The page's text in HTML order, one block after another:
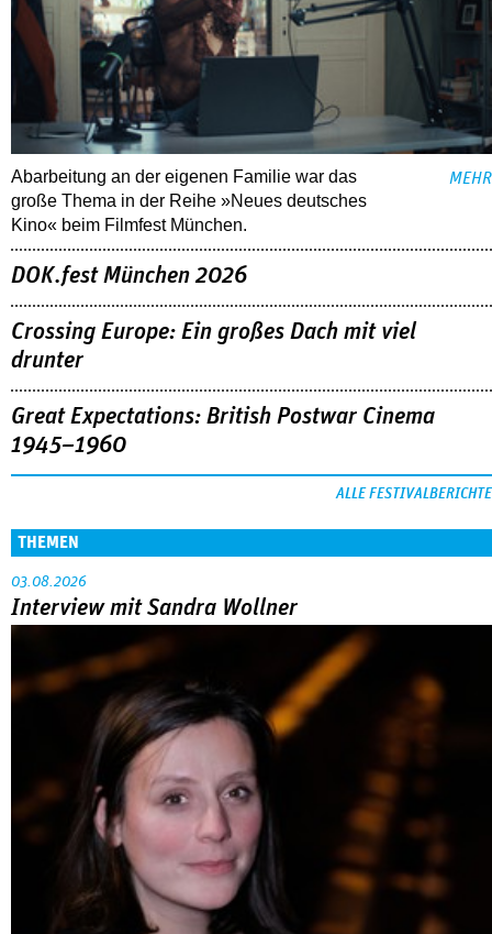
Abarbeitung an der eigenen Familie war das
große Thema in der Reihe »Neues deutsches
Kino« beim Filmfest München.
MEHR
DOK.fest München 2026
Crossing Europe: Ein großes Dach mit viel
drunter
Great Expectations: British Postwar Cinema
1945–1960
ALLE FESTIVALBERICHTE
THEMEN
03.08.2026
Interview mit Sandra Wollner